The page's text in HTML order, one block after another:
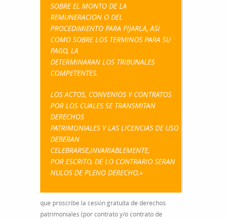
SOBRE EL MONTO DE LA
REMUNERACION O DEL
PROCEDIMIENTO PARA FIJARLA, ASI
COMO SOBRE LOS TERMINOS PARA SU
PAGO, LA
DETERMINARAN LOS TRIBUNALES
COMPETENTES.
LOS ACTOS, CONVENIOS Y CONTRATOS
POR LOS CUALES SE TRANSMITAN
DERECHOS
PATRIMONIALES Y LAS LICENCIAS DE USO
DEBERAN
CELEBRARSE,INVARIABLEMENTE,
POR ESCRITO, DE LO CONTRARIO SERAN
NULOS DE PLENO DERECHO.»
que proscribe la cesión gratuíta de derechos
patrimoniales (por contrato y/o contrato de